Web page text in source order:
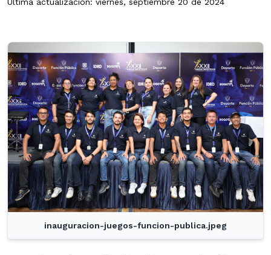
inauguracion-juegos-funcion-publica.jpeg